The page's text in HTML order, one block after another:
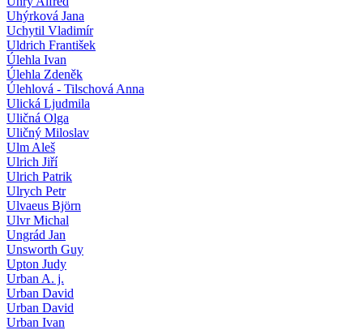
Uhýrková Jana
Uchytil Vladimír
Uldrich František
Úlehla Ivan
Úlehla Zdeněk
Úlehlová - Tilschová Anna
Ulická Ljudmila
Uličná Olga
Uličný Miloslav
Ulm Aleš
Ulrich Jiří
Ulrich Patrik
Ulrych Petr
Ulvaeus Bjӧrn
Ulvr Michal
Ungrád Jan
Unsworth Guy
Upton Judy
Urban A. j.
Urban David
Urban David
Urban Ivan